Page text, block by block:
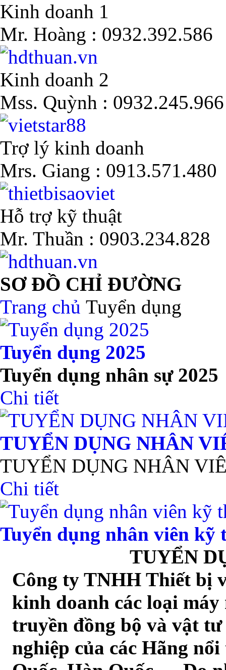
Kinh doanh 1
Mr. Hoàng : 0932.392.586
Kinh doanh 2
Mss. Quỳnh : 0932.245.966
Trợ lý kinh doanh
Mrs. Giang : 0913.571.480
Hỗ trợ kỹ thuật
Mr. Thuần : 0903.234.828
SƠ ĐỒ CHỈ ĐƯỜNG
Trang chủ Tuyển dụng
Tuyển dụng 2025
Tuyển dụng nhân sự 2025
Chi tiết
TUYỂN DỤNG NHÂN
TUYỂN DỤNG NHÂN
Chi tiết
Tuyển dụng nhân viên kỹ
TUYỂN
Công ty TNHH Thiết bị
kinh doanh các loại
truyền đồng bộ và vật
nghiệp của các Hãng